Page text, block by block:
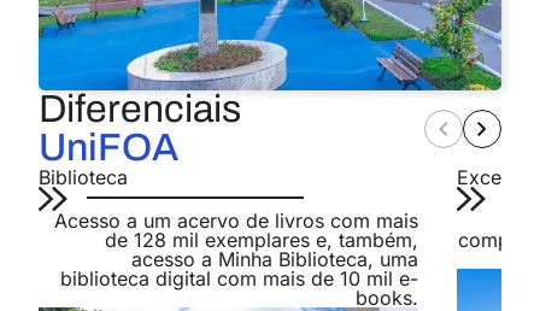
Diferenciais
UniFOA
Biblioteca
Acesso a um acervo de livros com mais
de 128 mil exemplares e, também,
acesso a Minha Biblioteca, uma
biblioteca digital com mais de 10 mil e-
books.